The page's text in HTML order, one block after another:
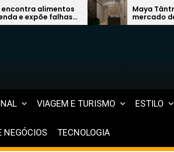
Maya Tântrica quer liderar
mercado de terapias com modelo
inovador
VIAGEM E TURISMO ESTILO
NEGÓCIOS TECNOLOGIA